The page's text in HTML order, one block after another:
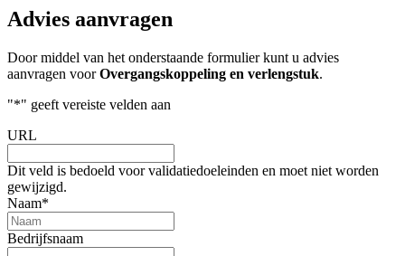
Advies aanvragen
Door middel van het onderstaande formulier kunt u advies
aanvragen voorOvergangskoppeling en verlengstuk.
"*" geeft vereiste velden aan
URL
Dit veld is bedoeld voor validatiedoeleinden en moet niet worden
gewijzigd.
Naam*
Bedrijfsnaam